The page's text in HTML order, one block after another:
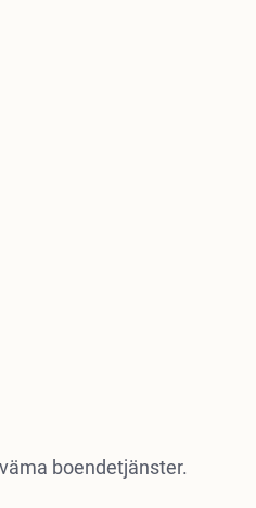
boendetjänster.